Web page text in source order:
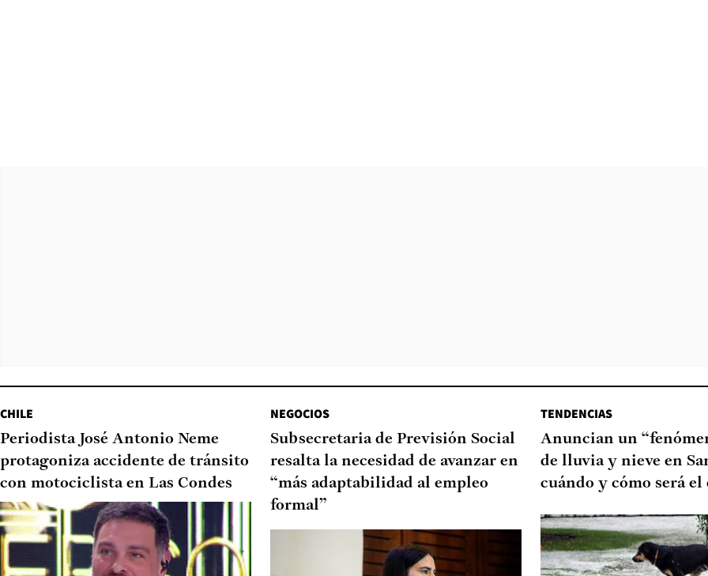
CHILE
Periodista José Antonio Neme
protagoniza accidente de tránsito
con motociclista en Las Condes
NEGOCIOS
Subsecretaria de Previsión Social
resalta la necesidad de avanzar en
“más adaptabilidad al empleo
formal”
TENDENCIAS
Anuncian un
de lluvia y nieve en
cuándo y cómo será el